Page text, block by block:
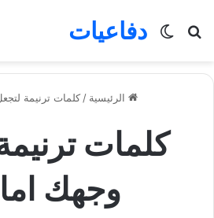
دفاعيات
بحث
الوضع
الرئيسية / كلمات ترنيمة
كلمات
وجهك